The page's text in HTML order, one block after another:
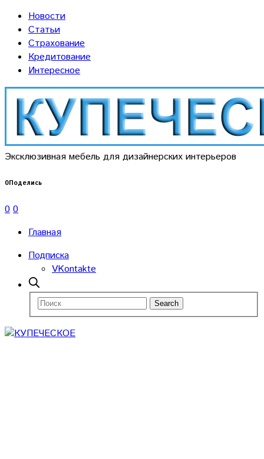
Новости
Статьи
Страхование
Кредитование
Интересное
Эксклюзивная мебель для дизайнерских интерьеров
0Поделись
0 0
Главная
Подписка
VKontakte